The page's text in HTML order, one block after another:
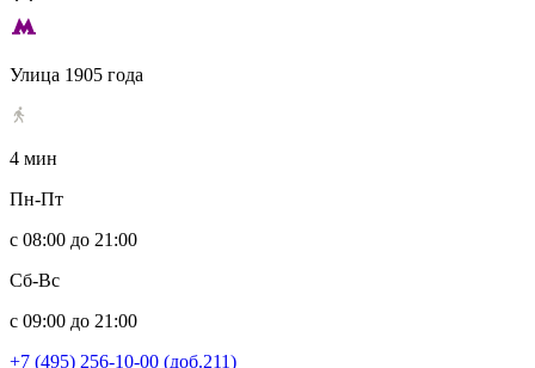
Улица 1905 года
4 мин
Пн-Пт
с 08:00 до 21:00
Сб-Вс
с 09:00 до 21:00
+7 (495) 256-10-00 (доб.211)